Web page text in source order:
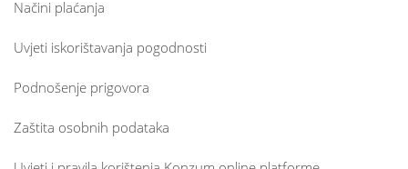
Načini plaćanja
Uvjeti iskorištavanja pogodnosti
Podnošenje prigovora
Zaštita osobnih podataka